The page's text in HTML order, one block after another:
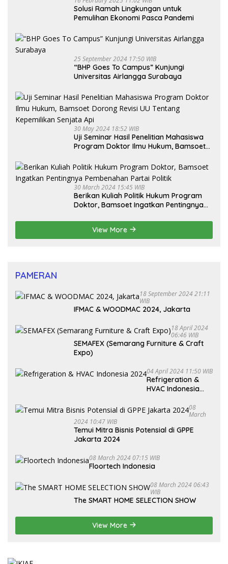
Solusi Ramah Lingkungan untuk
Pemulihan Ekonomi Pasca Pandemi
25 September 2024 17:50 WIB
“BHP Goes To Campus” Kunjungi
Universitas Airlangga Surabaya
30 May 2024 18:52 WIB
Uji Seminar Hasil Penelitian Mahasiswa
Program Doktor Ilmu Hukum, Bamsoet
Senjata Api
30 March 2024 15:45 WIB
Berikan Kuliah Politik Hukum Program
Doktor, Bamsoet Ingatkan Pentingnya
View More
PAMERAN
18 September 2024 21:11
WIB
IFMAC & WOODMAC 2024, Jakarta
18 April 2024
06:46 WIB
SEMAFEX (Semarang Furniture & Craft
Expo)
04 April 2024 11:50 WIB
Refrigeration &
HVAC Indonesia
08
March
2024 10:47 WIB
Temui Mitra Bisnis Potensial di GPPE
Jakarta 2024
08 March 2024 07:15 WIB
Floortech Indonesia
08 March 2024 06:43
WIB
The SMART HOME SELECTION SHOW
View More